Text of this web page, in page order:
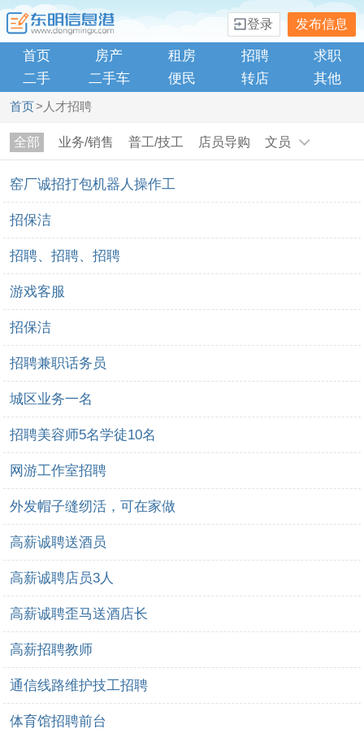
发布信息
登录
首页 房产 租房 招聘
求职
二手
二手车 便民 转店 其他
首页>人才招聘
全部 业务/销售 普工/技工 店员导购 文员
窑厂诚招打包机器人操作工
招保洁
招聘、招聘、招聘
游戏客服
招保洁
招聘兼职话务员
城区业务一名
招聘美容师5名学徒10名
网游工作室招聘
外发帽子缝纫活，可在家做
高薪诚聘送酒员
高薪诚聘店员3人
高薪诚聘歪马送酒店长
高薪招聘教师
通信线路维护技工招聘
体育馆招聘前台